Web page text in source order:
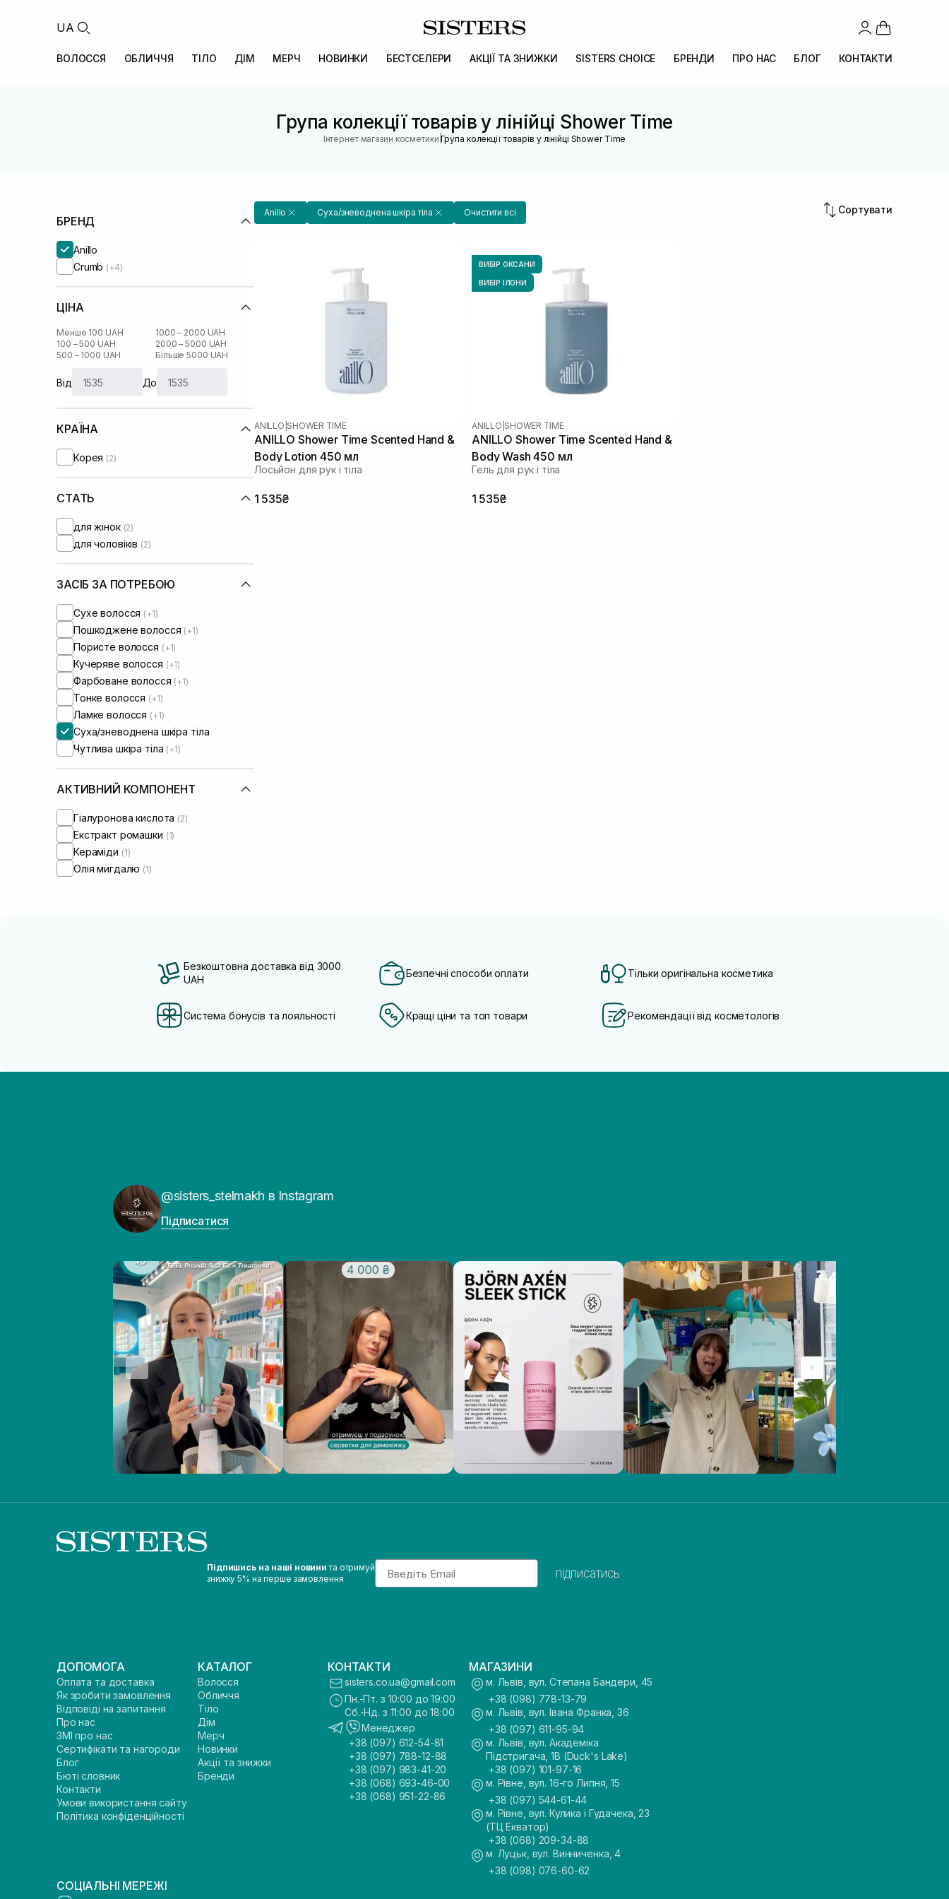
UA
ВОЛОССЯ ОБЛИЧЧЯ ТІЛО ДІМ МЕРЧ НОВИНКИ БЕСТСЕЛЕРИ АКЦІЇ ТА ЗНИЖКИ SISTERS CHOICE БРЕНДИ ПРО НАС БЛОГ КОНТАКТИ
Група колекції товарів у лінійці Shower Time
Інтернет магазин косметики |Група колекції товарів у лінійці Shower Time
БРЕНД
Anillo
Crumb (+4)
ЦІНА
Менше 100 UAH
100 – 500 UAH
500 – 1000 UAH
1000 – 2000 UAH
2000 – 5000 UAH
Більше 5000 UAH
Від До
КРАЇНА
Корея (2)
СТАТЬ
для жінок (2)
для чоловіків (2)
ЗАСІБ ЗА ПОТРЕБОЮ
Сухе волосся (+1)
Пошкоджене волосся (+1)
Пористе волосся (+1)
Кучеряве волосся (+1)
Фарбоване волосся (+1)
Тонке волосся (+1)
Ламке волосся (+1)
Суха/зневоднена шкіра тіла
Чутлива шкіра тіла (+1)
АКТИВНИЙ КОМПОНЕНТ
Гіалуронова кислота (2)
Екстракт ромашки (1)
Кераміди (1)
Олія мигдалю (1)
Anillo Суха/зневоднена шкіра тіла Очистити всі Сортувати
ANILLO SHOWER TIME
ANILLO Shower Time Scented Hand &
Body Lotion 450 мл
Лосьйон для рук і тіла
1 535₴
ВИБІР ОКСАНИ
ВИБІР ІЛОНИ
ANILLO SHOWER TIME
ANILLO Shower Time Scented Hand &
Body Wash 450 мл
Гель для рук і тіла
1 535₴
Безкоштовна доставка від 3000
UAH
Безпечні способи оплати Тільки оригінальна косметика
Система бонусів та лояльності Кращі ціни та топ товари Рекомендації від косметологів
@sisters_stelmakh в Instagram
Підписатися
Підпишись на наші новини та отримуй
знижку 5% на перше замовлення
Email
підписатись
ДОПОМОГА
Оплата та доставка
Як зробити замовлення
Відповіді на запитання
Про нас
ЗМІ про нас
Сертифікати та нагороди
Блог
Бюті словник
Контакти
Умови використання сайту
Політика конфіденційності
КАТАЛОГ
Волосся
Обличчя
Тіло
Дім
Мерч
Новинки
Акції та знижки
Бренди
КОНТАКТИ
sisters.co.ua@gmail.com
Пн.-Пт. з 10:00 до 19:00
Сб.-Нд. з 11:00 до 18:00
Менеджер
+38 (097) 612-54-81
+38 (097) 788-12-88
+38 (097) 983-41-20
+38 (068) 693-46-00
+38 (068) 951-22-86
МАГАЗИНИ
м. Львів, вул. Степана Бандери, 45
+38 (098) 778-13-79
м. Львів, вул. Івана Франка, 36
+38 (097) 611-95-94
м. Львів, вул. Академіка
Підстригача, 1В (Duck's Lake)
+38 (097) 101-97-16
м. Рівне, вул. 16-го Липня, 15
+38 (097) 544-61-44
м. Рівне, вул. Кулика і Гудачека, 23
(ТЦ Екватор)
+38 (068) 209-34-88
м. Луцьк, вул. Винниченка, 4
+38 (098) 076-60-62
СОЦІАЛЬНІ МЕРЕЖІ